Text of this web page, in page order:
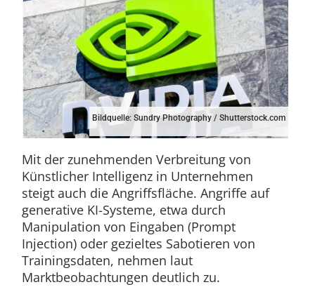
Bildquelle: Sundry Photography / Shutterstock.com
Mit der zunehmenden Verbreitung von
Künstlicher Intelligenz in Unternehmen
steigt auch die Angriffsfläche. Angriffe auf
generative KI-Systeme, etwa durch
Manipulation von Eingaben (Prompt
Injection) oder gezieltes Sabotieren von
Trainingsdaten, nehmen laut
Marktbeobachtungen deutlich zu.